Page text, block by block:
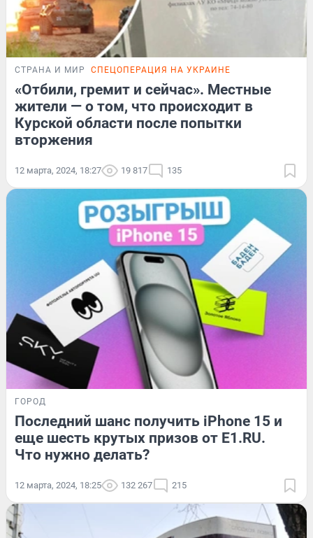
СТРАНА И МИР СПЕЦОПЕРАЦИЯ НА УКРАИНЕ
«Отбили, гремит и сейчас». Местные
жители — о том, что происходит в
Курской области после попытки
вторжения
12 марта, 2024, 18:27 19 817 135
ГОРОД
Последний шанс получить iPhone 15 и
еще шесть крутых призов от E1.RU.
Что нужно делать?
12 марта, 2024, 18:25 132 267 215